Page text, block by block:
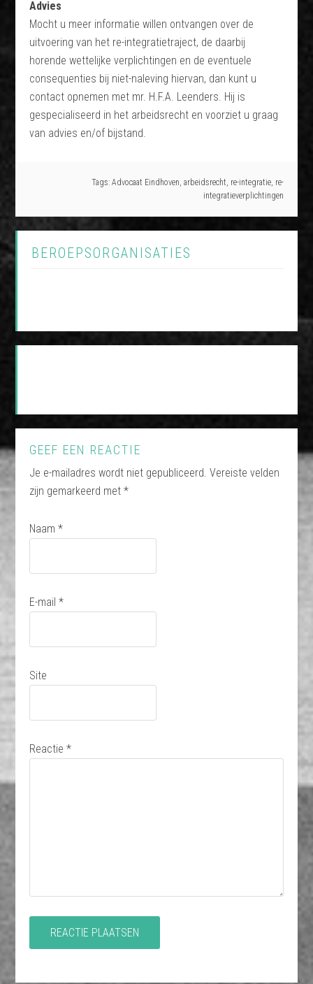
Advies
Mocht u meer informatie willen ontvangen over de
uitvoering van het re-integratietraject, de daarbij
horende wettelijke verplichtingen en de eventuele
consequenties bij niet-naleving hiervan, dan kunt u
contact opnemen met mr. H.F.A. Leenders. Hij is
gespecialiseerd in het arbeidsrecht en voorziet u graag
van advies en/of bijstand.
Tags: Advocaat Eindhoven, arbeidsrecht, re-integratie, re-
integratieverplichtingen
BEROEPSORGANISATIES
GEEF EEN REACTIE
Je e-mailadres wordt niet gepubliceerd. Vereiste velden
zijn gemarkeerd met*
Naam*
E-mail*
Site
Reactie*